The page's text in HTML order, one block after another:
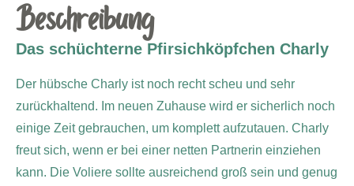
Beschreibung
Das schüchterne Pfirsichköpfchen Charly
Der hübsche Charly ist noch recht scheu und sehr
zurückhaltend. Im neuen Zuhause wird er sicherlich noch
einige Zeit gebrauchen, um komplett aufzutauen. Charly
freut sich, wenn er bei einer netten Partnerin einziehen
kann. Die Voliere sollte ausreichend groß sein und genug